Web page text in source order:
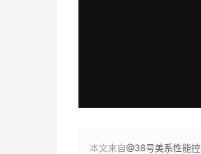
本文来自@38号美系性能控